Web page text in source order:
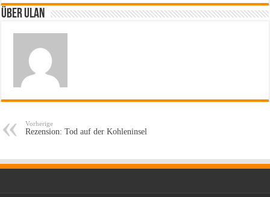
Über ulan
Vorherige
Rezension: Tod auf der Kohleninsel